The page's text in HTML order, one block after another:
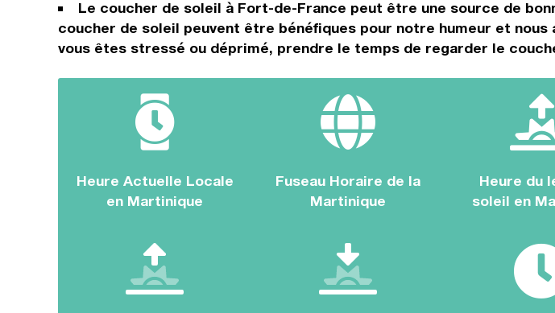
Le coucher de soleil à Fort-de-France peut être une source de
coucher de soleil peuvent être bénéfiques pour notre humeur et
vous êtes stressé ou déprimé, prendre le temps de regarder le
Heure Actuelle Locale
en Martinique
Fuseau Horaire de la
Martinique
Heure du
soleil en